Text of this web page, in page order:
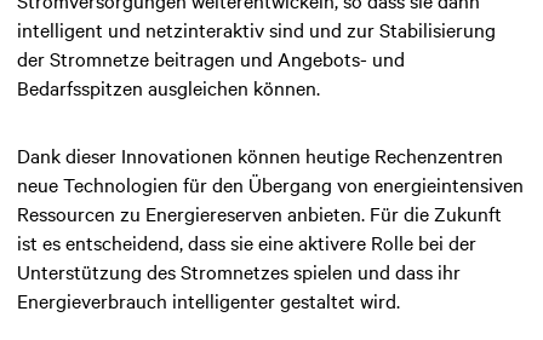
intelligent und netzinteraktiv sind und zur Stabilisierung
der Stromnetze beitragen und Angebots- und
Bedarfsspitzen ausgleichen können.
Dank dieser Innovationen können heutige Rechenzentren
neue Technologien für den Übergang von energieintensiven
Ressourcen zu Energiereserven anbieten. Für die Zukunft
ist es entscheidend, dass sie eine aktivere Rolle bei der
Unterstützung des Stromnetzes spielen und dass ihr
Energieverbrauch intelligenter gestaltet wird.